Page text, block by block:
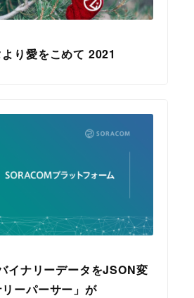
り愛をこめて 2021
イナリーデータをJSON変
ーパーサー」が